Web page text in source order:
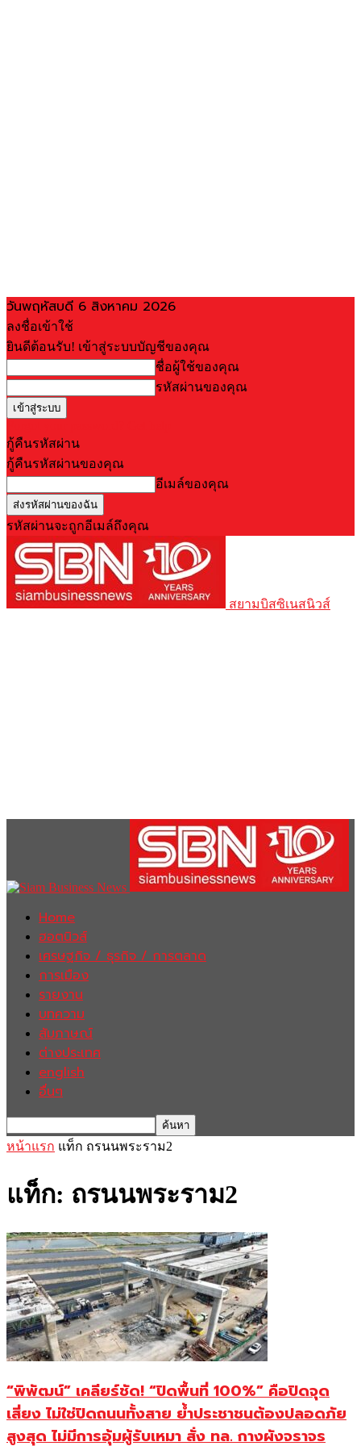
วันพฤหัสบดี 6 สิงหาคม 2026
ลงชื่อเข้าใช้
ยินดีต้อนรับ! เข้าสู่ระบบบัญชีของคุณ
ชื่อผู้ใช้ของคุณ
รหัสผ่านของคุณ
กู้คืนรหัสผ่าน
กู้คืนรหัสผ่านของคุณ
อีเมล์ของคุณ
รหัสผ่านจะถูกอีเมล์ถึงคุณ
สยามบิสซิเนสนิวส์
Home
ฮอตนิวส์
เศรษฐกิจ / ธุรกิจ / การตลาด
การเมือง
รายงาน
บทความ
สัมภาษณ์
ต่างประเทศ
english
อื่นๆ
หน้าแรก แท็ก ถรนนพระราม2
แท็ก: ถรนนพระราม2
“พิพัฒน์” เคลียร์ชัด! “ปิดพื้นที่ 100%” คือปิดจุด
เสี่ยง ไม่ใช่ปิดถนนทั้งสาย ย้ำประชาชนต้องปลอดภัย
สูงสุด ไม่มีการอุ้มผู้รับเหมา สั่ง ทล. กางผังจราจร